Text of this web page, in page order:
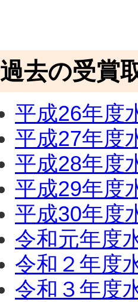
過去の受賞
平成26年度
平成27年度
平成28年度
平成29年度
平成30年度
令和元年度
令和２年度
令和３年度